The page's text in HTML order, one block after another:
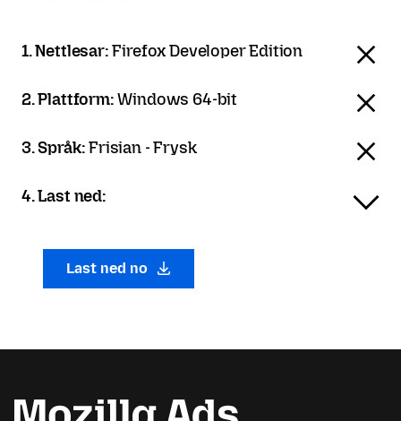
1. Nettlesar:Firefox Developer Edition
2. Plattform:Windows 64-bit
3. Språk:Frisian - Frysk
4. Last ned:
Last ned no